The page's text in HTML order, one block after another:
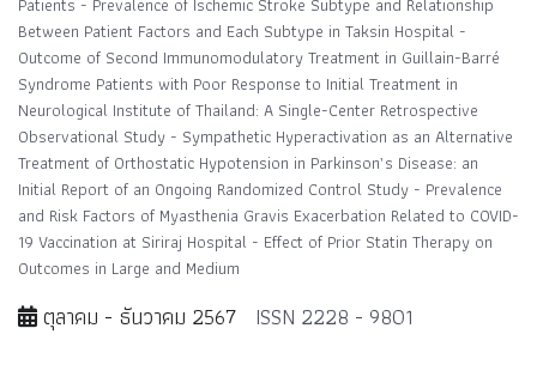
Between Patient Factors and Each Subtype in Taksin Hospital -
Outcome of Second Immunomodulatory Treatment in Guillain-Barré
Syndrome Patients with Poor Response to Initial Treatment in
Neurological Institute of Thailand: A Single-Center Retrospective
Observational Study - Sympathetic Hyperactivation as an Alternative
Treatment of Orthostatic Hypotension in Parkinson’s Disease: an
Initial Report of an Ongoing Randomized Control Study - Prevalence
and Risk Factors of Myasthenia Gravis Exacerbation Related to COVID-
19 Vaccination at Siriraj Hospital - Effect of Prior Statin Therapy on
Outcomes in Large and Medium
ตุลาคม - ธันวาคม 2567 ISSN 2228 - 9801